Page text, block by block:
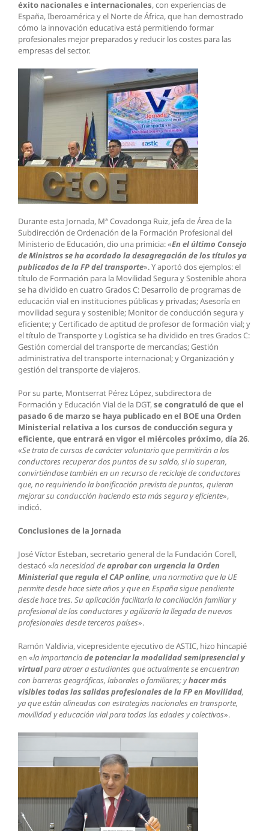
éxito nacionales e internacionales, con experiencias de
España, Iberoamérica y el Norte de África, que han demostrado
cómo la innovación educativa está permitiendo formar
profesionales mejor preparados y reducir los costes para las
empresas del sector.
Durante esta Jornada, Mª Covadonga Ruiz, jefa de Área de la
Subdirección de Ordenación de la Formación Profesional del
Ministerio de Educación, dio una primicia: «En el último Consejo
de Ministros se ha acordado la desagregación de los títulos ya
publicados de la FP del transporte». Y aportó dos ejemplos: el
título de Formación para la Movilidad Segura y Sostenible ahora
se ha dividido en cuatro Grados C: Desarrollo de programas de
educación vial en instituciones públicas y privadas; Asesoría en
movilidad segura y sostenible; Monitor de conducción segura y
eficiente; y Certificado de aptitud de profesor de formación vial; y
el título de Transporte y Logística se ha dividido en tres Grados C:
Gestión comercial del transporte de mercancías; Gestión
administrativa del transporte internacional; y Organización y
gestión del transporte de viajeros.
Por su parte, Montserrat Pérez López, subdirectora de
Formación y Educación Vial de la DGT,se congratuló de que el
pasado 6 de marzo se haya publicado en el BOE una Orden
Ministerial relativa a los cursos de conducción segura y
eficiente, que entrará en vigor el miércoles próximo, día 26.
«Se trata de cursos de carácter voluntario que permitirán a los
conductores recuperar dos puntos de su saldo, si lo superan,
convirtiéndose también en un recurso de reciclaje de conductores
que, no requiriendo la bonificación prevista de puntos, quieran
mejorar su conducción haciendo esta más segura y eficiente»,
indicó.
Conclusiones de la Jornada
José Víctor Esteban, secretario general de la Fundación Corell,
destacó «la necesidad deaprobar con urgencia la Orden
Ministerial que regula el CAP online, una normativa que la UE
permite desde hace siete años y que en España sigue pendiente
desde hace tres. Su aplicación facilitaría la conciliación familiar y
profesional de los conductores y agilizaría la llegada de nuevos
profesionales desde terceros países».
Ramón Valdivia, vicepresidente ejecutivo de ASTIC, hizo hincapié
en «la importanciade potenciar la modalidad semipresencial y
virtualpara atraer a estudiantes que actualmente se encuentran
con barreras geográficas, laborales o familiares; yhacer más
visibles todas las salidas profesionales de la FP en Movilidad,
ya que están alineadas con estrategias nacionales en transporte,
movilidad y educación vial para todas las edades y colectivos».